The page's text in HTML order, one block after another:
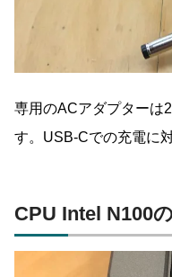
専用のACアダプターは
す。USB-Cでの充電に
CPU Intel N100